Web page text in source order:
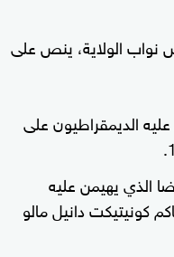
نواب الولاية، ينص على
الديمقراطيون على
الذي يهيمن عليه
كونيتيكت دانيل مالو